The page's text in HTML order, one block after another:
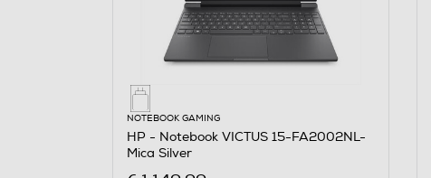
NOTEBOOK GAMING
HP - Notebook VICTUS 15-FA2002NL-
Mica Silver